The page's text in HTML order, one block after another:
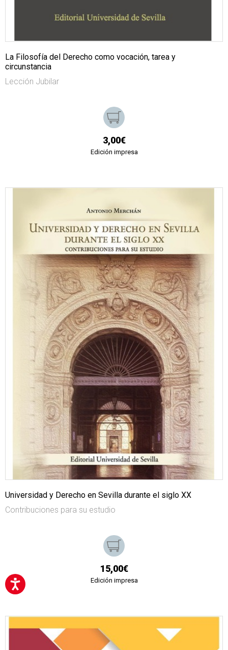
La Filosofía del Derecho como vocación, tarea y
circunstancia
Lección Jubilar
3,00€
Edición impresa
Universidad y Derecho en Sevilla durante el siglo XX
Contribuciones para su estudio
15,00€
Edición impresa